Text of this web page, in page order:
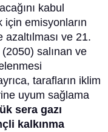
kabul
emisyonların
ve 21.
(2050) salınan ve
tarafların iklim
uyum sağlama
sera gazı
kalkınma